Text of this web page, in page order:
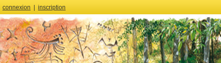
connexion inscription